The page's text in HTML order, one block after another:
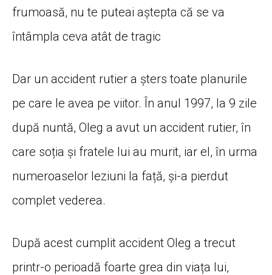
frumoasă, nu te puteai aștepta că se va
întâmpla ceva atât de tragic
Dar un accident rutier a șters toate planurile
pe care le avea pe viitor. În anul 1997, la 9 zile
după nuntă, Oleg a avut un accident rutier, în
care soția și fratele lui au murit, iar el, în urma
numeroaselor leziuni la față, și-a pierdut
complet vederea.
După acest cumplit accident Oleg a trecut
printr-o perioadă foarte grea din viața lui,